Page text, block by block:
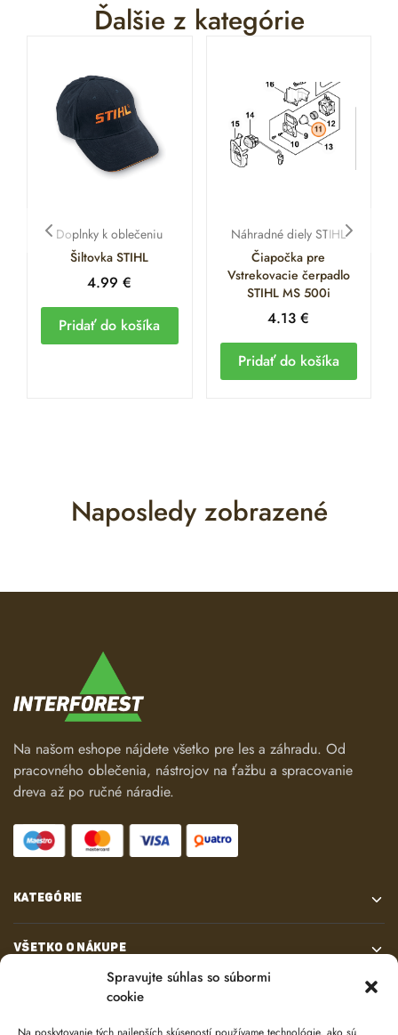
Spravujte súhlas so súbormi
cookie
Ďalšie z kategórie
Doplnky k oblečeniu
Šiltovka STIHL
4.99€
Pridať do košíka
Náhradné diely STIHL
Čiapočka pre
Vstrekovacie čerpadlo
STIHL MS 500i
4.13€
Pridať do košíka
Naposledy zobrazené
Na našom eshope nájdete všetko pre les a záhradu. Od
pracovného oblečenia, nástrojov na ťažbu a spracovanie
dreva až po ručné náradie.
KATEGÓRIE
VŠETKO O NÁKUPE